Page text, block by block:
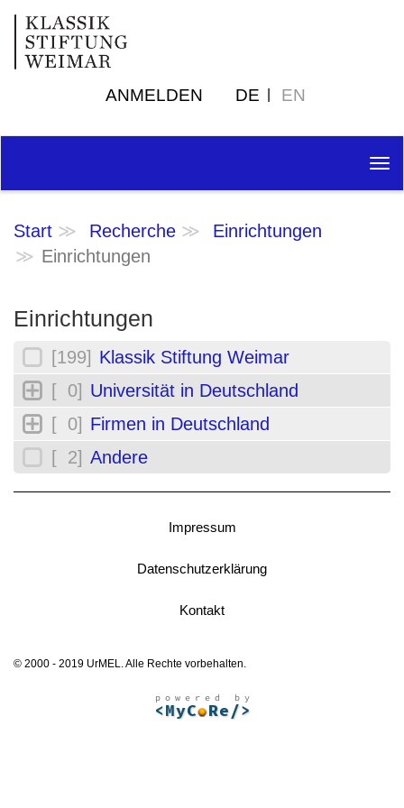
ANMELDEN DE EN
Start Recherche
Einrichtungen
Einrichtungen
Einrichtungen
[199] Klassik Stiftung Weimar
[ 0] Universität in Deutschland
[ 0] Firmen in Deutschland
[ 2] Andere
Impressum
Datenschutzerklärung
Kontakt
© 2000 - 2019 UrMEL. Alle Rechte vorbehalten.